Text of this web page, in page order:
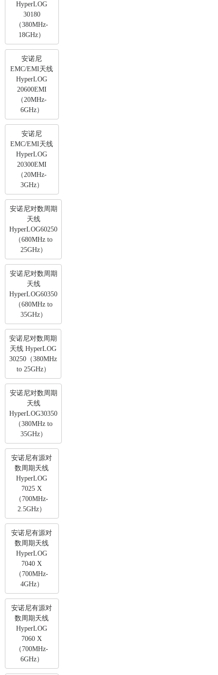
HyperLOG
30180
（380MHz-
18GHz）
安诺尼
EMC/EMI天线
HyperLOG
20600EMI
（20MHz-
6GHz）
安诺尼
EMC/EMI天线
HyperLOG
20300EMI
（20MHz-
3GHz）
安诺尼对数周期
天线
HyperLOG60250
（680MHz to
25GHz）
安诺尼对数周期
天线
HyperLOG60350
（680MHz to
35GHz）
安诺尼对数周期
天线 HyperLOG
30250（380MHz
to 25GHz）
安诺尼对数周期
天线
HyperLOG30350
（380MHz to
35GHz）
安诺尼有源对
数周期天线
HyperLOG
7025 X
（700MHz-
2.5GHz）
安诺尼有源对
数周期天线
HyperLOG
7040 X
（700MHz-
4GHz）
安诺尼有源对
数周期天线
HyperLOG
7060 X
（700MHz-
6GHz）